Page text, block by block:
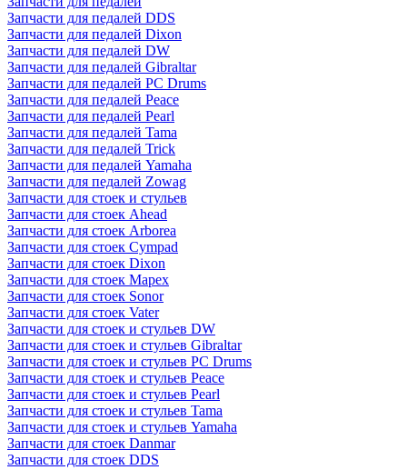
Запчасти для педалей DDS
Запчасти для педалей Dixon
Запчасти для педалей DW
Запчасти для педалей Gibraltar
Запчасти для педалей PC Drums
Запчасти для педалей Peace
Запчасти для педалей Pearl
Запчасти для педалей Tama
Запчасти для педалей Trick
Запчасти для педалей Yamaha
Запчасти для педалей Zowag
Запчасти для стоек и стульев
Запчасти для стоек Ahead
Запчасти для стоек Arborea
Запчасти для стоек Cympad
Запчасти для стоек Dixon
Запчасти для стоек Mapex
Запчасти для стоек Sonor
Запчасти для стоек Vater
Запчасти для стоек и стульев DW
Запчасти для стоек и стульев Gibraltar
Запчасти для стоек и стульев PC Drums
Запчасти для стоек и стульев Peace
Запчасти для стоек и стульев Pearl
Запчасти для стоек и стульев Tama
Запчасти для стоек и стульев Yamaha
Запчасти для стоек Danmar
Запчасти для стоек DDS